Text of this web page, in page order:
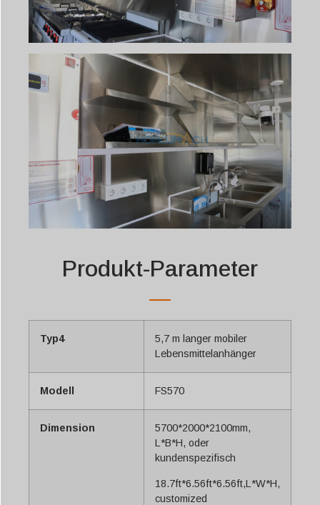
Produkt-Parameter
Typ4
5,7 m langer mobiler
Lebensmittelanhänger
Modell FS570
Dimension
5700*2000*2100mm,
L*B*H, oder
kundenspezifisch
18.7ft*6.56ft*6.56ft,L*W*H,
customized